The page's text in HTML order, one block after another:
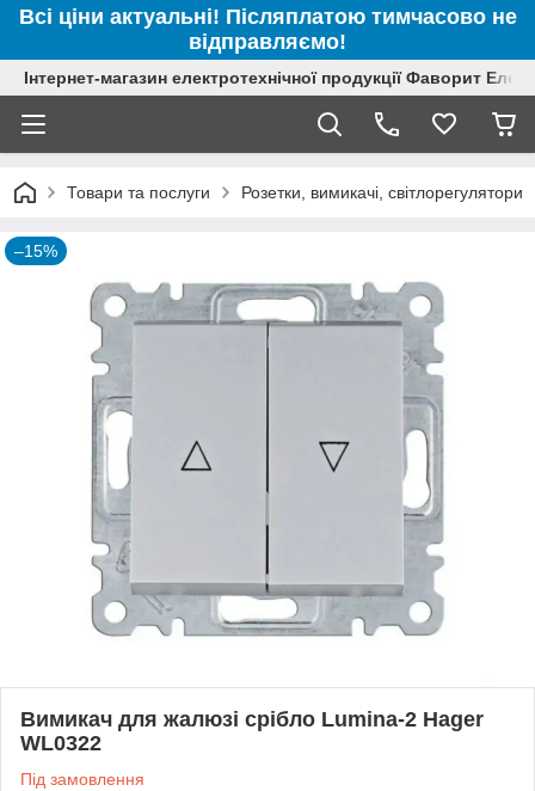
Всі ціни актуальні! Післяплатою тимчасово не
відправляємо!
Інтернет-магазин електротехнічної продукції Фаворит
Товари та послуги Розетки, вимикачі, світлорегулятори
–15%
Вимикач для жалюзі срібло Lumina-2 Hager
WL0322
Під замовлення